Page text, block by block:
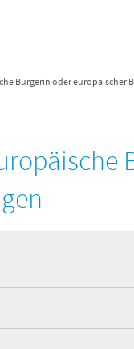
Bürgerin oder europäischer